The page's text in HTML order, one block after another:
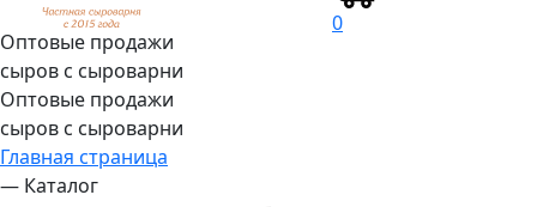
Оптовые продажи
сыров с сыроварни
0
Оптовые продажи
сыров с сыроварни
Главная страница
— Каталог